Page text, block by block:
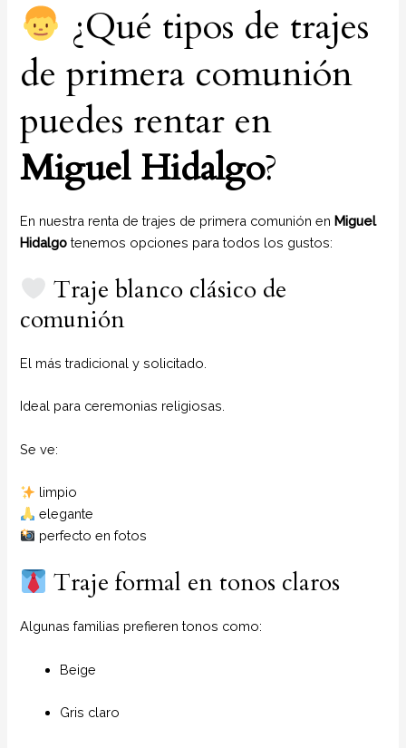
¿Qué tipos de trajes
de primera comunión
puedes rentar en
Miguel Hidalgo?
En nuestra renta de trajes de primera comunión enMiguel
Hidalgotenemos opciones para todos los gustos:
Traje blanco clásico de
comunión
El más tradicional y solicitado.
Ideal para ceremonias religiosas.
Se ve:
limpio
elegante
perfecto en fotos
Traje formal en tonos claros
Algunas familias prefieren tonos como:
Beige
Gris claro